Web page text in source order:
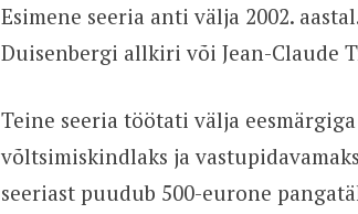
Esimene seeria anti välja 2002.
Duisenbergi allkiri või Jean-Claude
Teine seeria töötati välja
võltsimiskindlaks ja
seeriast puudub 500-eurone